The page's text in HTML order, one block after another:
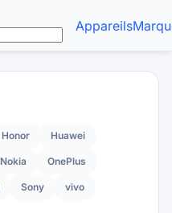
Appareils
Honor Huawei
Nokia OnePlus
Sony vivo